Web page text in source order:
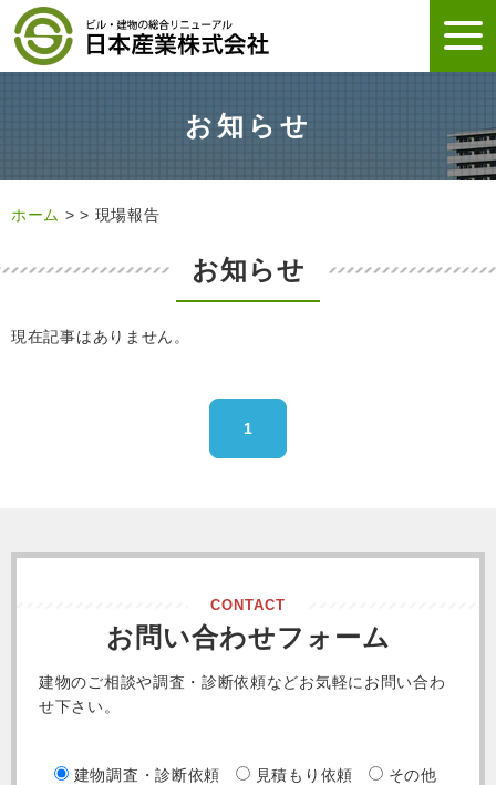
お知らせ
ホーム >> 現場報告
お知らせ
現在記事はありません。
1
CONTACT
お問い合わせフォーム
建物のご相談や調査・診断依頼などお気軽にお問い合わ
せ下さい。
建物調査・診断依頼 見積もり依頼
その他